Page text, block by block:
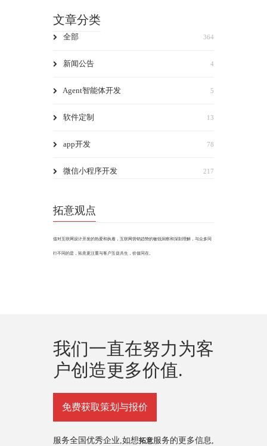
文章分类
全部 364
新闻公告 4
Agent智能体开发 5
软件定制 13
app开发 78
微信小程序开发 217
拓意观点
借对互联网设计开发的热爱和执着，互联网营销趋势的敏锐洞察和深刻理解，与众多同
行不同的是，拓意更注重与客户互促共生，价值同在。
我们一直在努力为客
户创造更多价值.
免费获取策划与报价
服务全国优秀企业,如想拓意服务的更多信息,